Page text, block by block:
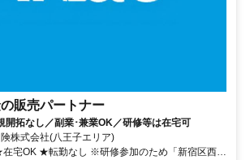
販売パートナー
開拓なし／副業･兼業OK／研修等は在宅可
株式会社(八王子エリア)
宅OK ★転勤なし ※研修参加のため「新宿区西新